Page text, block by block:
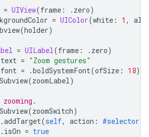
= UIView(frame : . zero)
= UIColor(white : 1 ,
(holder)
= UILabel(frame : . zero)
text = "Zoom gestures"
font = .boldSystemFont(ofSize : 18)
(zoomLabel)
(zoomSwitch)
.addTarget(self, action : #selector
. isOn = true